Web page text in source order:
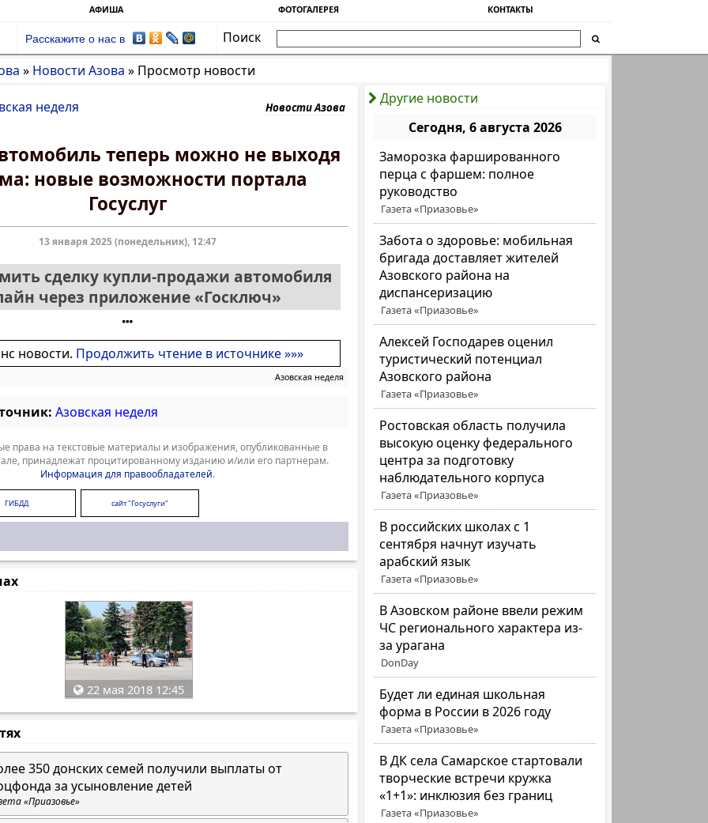
АФИША ФОТОГАЛЕРЕЯ КОНТАКТЫ
Расскажите о нас в
Поиск
» Новости Азова » Просмотр новости
Другие новости
Сегодня, 6 августа 2026
Заморозка фаршированного
перца с фаршем: полное
руководство
Газета «Приазовье»
Забота о здоровье: мобильная
бригада доставляет жителей
Азовского района на
диспансеризацию
Газета «Приазовье»
Алексей Господарев оценил
туристический потенциал
Азовского района
Газета «Приазовье»
Ростовская область получила
высокую оценку федерального
центра за подготовку
наблюдательного корпуса
Газета «Приазовье»
В российских школах с 1
сентября начнут изучать
арабский язык
Газета «Приазовье»
В Азовском районе ввели режим
ЧС регионального характера из-
за урагана
DonDay
Будет ли единая школьная
форма в России в 2026 году
Газета «Приазовье»
В ДК села Самарское стартовали
творческие встречи кружка
«1+1»: инклюзия без границ
Газета «Приазовье»
неделя Новости Азова
теперь можно не выходя
новые возможности портала
Госуслуг
13 января 2025 (понедельник), 12:47
сделку купли-продажи автомобиля
через приложение «Госключ»
новости. Продолжить чтение в источнике »»»
Азовская неделя
Азовская неделя
права на текстовые материалы и изображения, опубликованные в
принадлежат процитированному изданию и/или его партнерам.
Информация для правообладателей.
ГИБДД сайт "Госуслуги"
22 мая 2018 12:45
350 донских семей получили выплаты от
за усыновление детей
«Приазовье»